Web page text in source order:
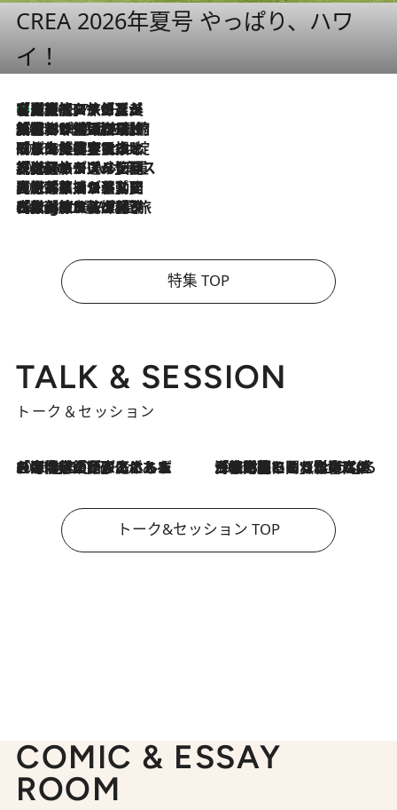
CREA 2026年夏号 やっぱり、ハワ
イ！
2026.8.7
【厳選旅コスメ】「多機能アイテムがメイン！」旅好き美容エディターが選んだ夏旅ベストコスメを発表【Mサイズジップ】
2026.8.6
「荷物が増えるほど旅ストレスは増す」美容ジャーナリストがたどり着いた最終結論。“化粧品を劇的に減らす”感動の凝縮美容とは
2026.8.6
「旅先には金髪ウィッグを持参」日本と同じメイクでは損してる!? 美容ジャーナリストが提案する“掟破りの旅美容”とは
2026.8.6
【厳選旅コスメ】「身軽さ＆UV対策重視！」ヘアアーティストshucoが選んだ夏旅ベストコスメを発表【Mサイズジップ】
2026.8.5
【厳選旅コスメ】国内をあちこち移動する河井菜摘が選んだ夏旅ベストコスメ発表！「リラックスアイテムはマスト」【Mサイズジップ】
2026.8.4
【厳選旅コスメ】「紫外線＆乾燥対策しながらメイク感も！」ヘア＆メイクGeorgeが選んだ夏旅ベストコスメを発表！【Mサイズジップ】
特集 TOP
TALK & SESSION
トーク＆セッション
2026.8.3
「今後値上げがあるとすれば…」「リスクがあるのは今年の冬」エネルギー専門家が語る、ホルムズ海峡封鎖が家庭にもたらす“ある心配” 2026.8.3
「住宅建てられない…」「サーチャージ料の高値が続いている」ホルムズ海峡封鎖による影響はいつまで続く？《エネルギー専門家に聞く“どうなる日本の暮らし”》
トーク&セッション TOP
COMIC & ESSAY
ROOM